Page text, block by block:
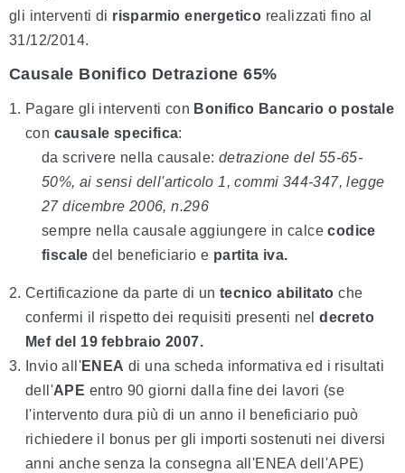
gli interventi di risparmio energetico realizzati fino al
31/12/2014.
Causale Bonifico Detrazione 65%
Pagare gli interventi con Bonifico Bancario o postale
con causale specifica:
da scrivere nella causale: detrazione del 55-65-
50%, ai sensi dell'articolo 1, commi 344-347, legge
27 dicembre 2006, n.296
sempre nella causale aggiungere in calce codice
fiscale del beneficiario e partita iva.
Certificazione da parte di un tecnico abilitato che
confermi il rispetto dei requisiti presenti neldecreto
Mef del 19 febbraio 2007.
Invio all'ENEA di una scheda informativa ed i risultati
dell'APE entro 90 giorni dalla fine dei lavori (se
l'intervento dura più di un anno il beneficiario può
richiedere il bonus per gli importi sostenuti nei diversi
anni anche senza la consegna all'ENEA dell'APE)